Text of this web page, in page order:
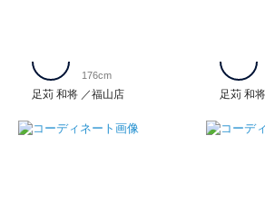
足苅 和将 福山店
176cm
足苅 和将